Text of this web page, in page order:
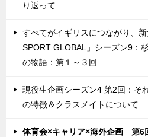
り返って
すべてがイギリスにつながり、
SPORT GLOBAL」シーズン9：
の物語：第１～３回
現役生企画シーズン4 第2回：そ
の特徴＆クラスメイトについて
体育会×キャリア×海外企画 第6